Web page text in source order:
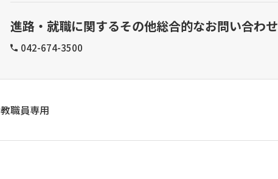
進路・就職に関するその他総合的なお問い合わせ
042-674-3500
教職員専用